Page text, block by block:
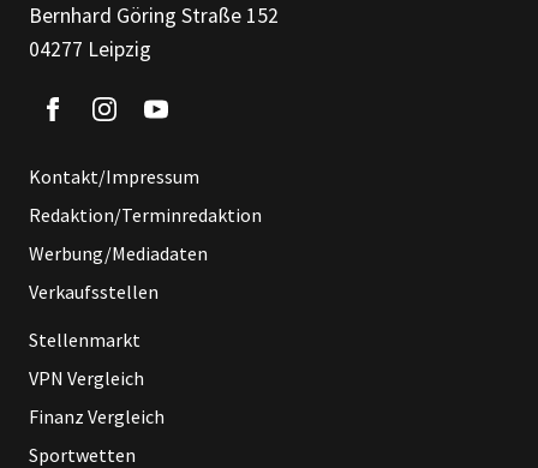
Bernhard Göring Straße 152
04277 Leipzig
Kontakt/Impressum
Redaktion/Terminredaktion
Werbung/Mediadaten
Verkaufsstellen
Stellenmarkt
VPN Vergleich
Finanz Vergleich
Sportwetten